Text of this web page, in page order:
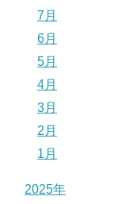
7月
6月
5月
4月
3月
2月
1月
2025年